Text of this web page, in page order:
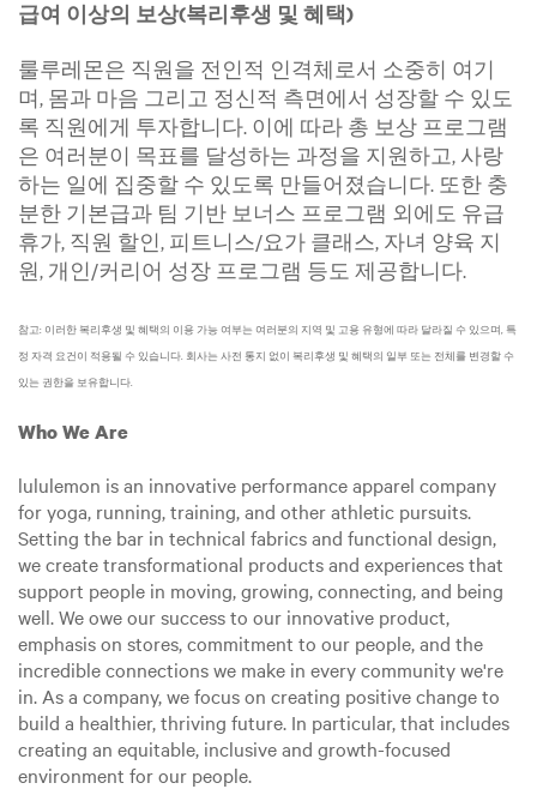
급여 이상의 보상(복리후생 및 혜택)
룰루레몬은 직원을 전인적 인격체로서 소중히 여기
며, 몸과 마음 그리고 정신적 측면에서 성장할 수 있도
록 직원에게 투자합니다. 이에 따라 총 보상 프로그램
은 여러분이 목표를 달성하는 과정을 지원하고, 사랑
하는 일에 집중할 수 있도록 만들어졌습니다. 또한 충
분한 기본급과 팀 기반 보너스 프로그램 외에도 유급
휴가, 직원 할인, 피트니스/요가 클래스, 자녀 양육 지
원, 개인/커리어 성장 프로그램 등도 제공합니다.
참고: 이러한 복리후생 및 혜택의 이용 가능 여부는 여러분의 지역 및 고용 유형에 따라 달라질 수 있으며, 특
정 자격 요건이 적용될 수 있습니다. 회사는 사전 통지 없이 복리후생 및 혜택의 일부 또는 전체를 변경할 수
있는 권한을 보유합니다.
Who We Are
lululemon is an innovative performance apparel company
for yoga, running, training, and other athletic pursuits.
Setting the bar in technical fabrics and functional design,
we create transformational products and experiences that
support people in moving, growing, connecting, and being
well. We owe our success to our innovative product,
emphasis on stores, commitment to our people, and the
incredible connections we make in every community we're
in. As a company, we focus on creating positive change to
build a healthier, thriving future. In particular, that includes
creating an equitable, inclusive and growth-focused
environment for our people.